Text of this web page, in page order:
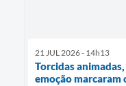
21 JUL 2026 - 14h13
Torcidas
emoção marcaram